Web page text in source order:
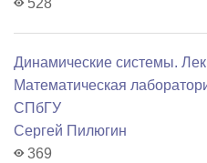
528
Динамические системы.
Математичеcкая
СПбГУ
Сергей Пилюгин
369